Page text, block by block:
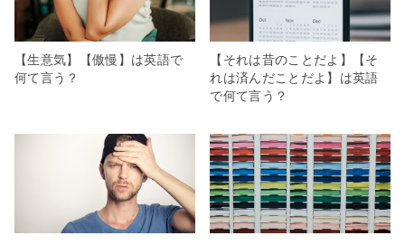
【生意気】【傲慢】は英語で
何て言う？
【それは昔のことだよ】【そ
れは済んだことだよ】は英語
で何て言う？